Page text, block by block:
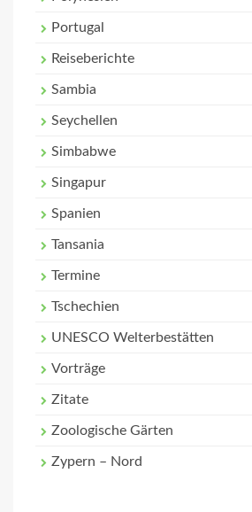
Portugal
Reiseberichte
Sambia
Seychellen
Simbabwe
Singapur
Spanien
Tansania
Termine
Tschechien
UNESCO Welterbestätten
Vorträge
Zitate
Zoologische Gärten
Zypern – Nord